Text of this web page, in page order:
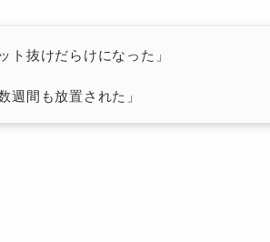
ト抜けだらけになった」
週間も放置された」